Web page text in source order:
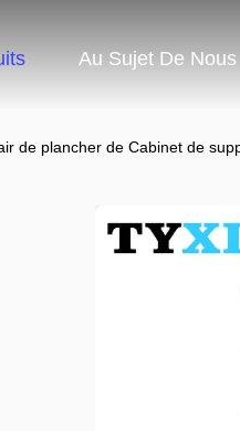
Au Sujet De Nous
de plancher de Cabinet de